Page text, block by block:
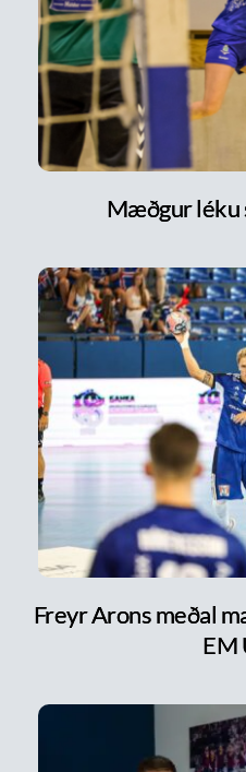
Mæðgur léku
Freyr Arons meðal
EM